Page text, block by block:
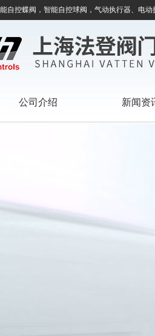
自控蝶阀，智能自控球阀，气动执行器、电
公司介绍 新闻资